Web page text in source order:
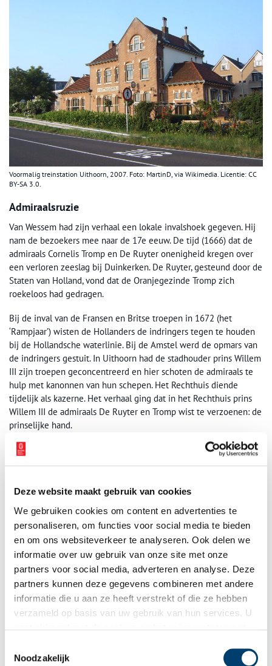
Deze website maakt gebruik van cookies
We gebruiken cookies om content en advertenties te
personaliseren, om functies voor social media te bieden
en om ons websiteverkeer te analyseren. Ook delen we
informatie over uw gebruik van onze site met onze
partners voor social media, adverteren en analyse. Deze
partners kunnen deze gegevens combineren met andere
informatie die u aan ze heeft verstrekt of die ze hebben
verzameld op basis van uw gebruik van hun services. U
Noodzakelijk
Voormalig treinstation Uithoorn, 2007. Foto: MartinD, via Wikimedia. Licentie: CC
BY-SA 3.0.
Admiraalsruzie
Van Wessem had zijn verhaal een lokale invalshoek gegeven. Hij
nam de bezoekers mee naar de 17e eeuw. De tijd (1666) dat de
admiraals Cornelis Tromp en De Ruyter onenigheid kregen over
een verloren zeeslag bij Duinkerken. De Ruyter, gesteund door de
Staten van Holland, vond dat de Oranjegezinde Tromp zich
roekeloos had gedragen.
Bij de inval van de Fransen en Britse troepen in 1672 (het
‘Rampjaar’) wisten de Hollanders de indringers tegen te houden
bij de Hollandsche waterlinie. Bij de Amstel werd de opmars van
de indringers gestuit. In Uithoorn had de stadhouder prins Willem
III zijn troepen geconcentreerd en hier schoten de admiraals te
hulp met kanonnen van hun schepen. Het Rechthuis diende
tijdelijk als kazerne. Het verhaal ging dat in het Rechthuis prins
Willem III de admiraals De Ruyter en Tromp wist te verzoenen: de
prinselijke hand.
Dat De Ruyter in Uithoorn is geweest, is een feit. Maar de
verzoening met admiraal Tromp heeft zich hier niet afgespeeld.